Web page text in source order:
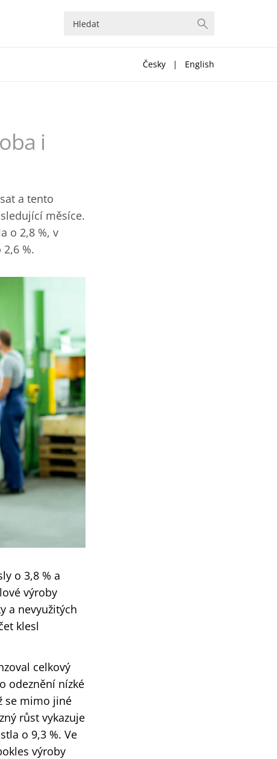
Česky | English
i
a tento
měsíce.
o 2,8 %, v
%.
o 3,8 % a
výroby
a nevyužitých
klesl
celkový
odeznění nízké
se mimo jiné
růst vykazuje
o 9,3 %. Ve
výroby